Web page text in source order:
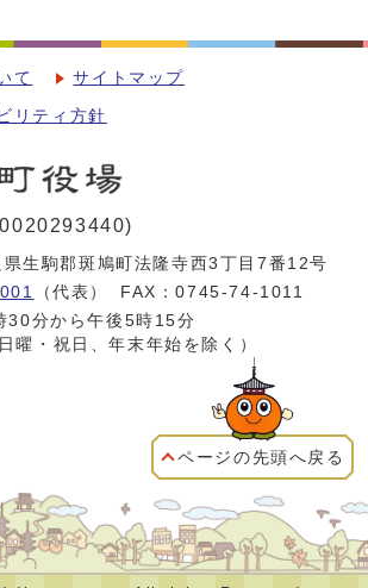
て サイトマップ
リティ方針
県生駒郡斑鳩町法隆寺西3丁目7番12号
（代表）
FAX：0745-74-1011
30分から午後5時15分
曜・祝日、年末年始を除く）
ページの先頭へ戻る